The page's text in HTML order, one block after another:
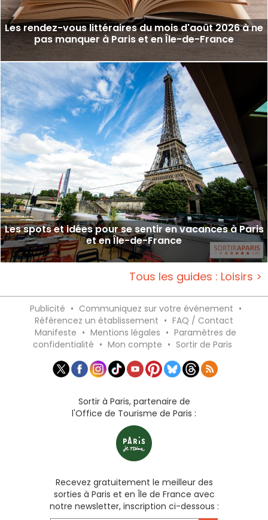
Les rendez-vous littéraires du mois d'août 2026 à ne
pas manquer à Paris et en Île-de-France
Les spots et idées pour se sentir en vacances à Paris
et en Île-de-France
Tous les guides : Loisirs >
Publicité • Communiquez sur votre événement •
Référencez un établissement • FAQ / Contact
Manifeste • Mentions légales • Paramètres de
confidentialité • Mon compte • Sortir de Paris
Sortir à Paris, partenaire de
l'Office de Tourisme de Paris :
Recevez gratuitement le meilleur des
sorties à Paris et en Île de France avec
notre newsletter, inscription ci-dessous :